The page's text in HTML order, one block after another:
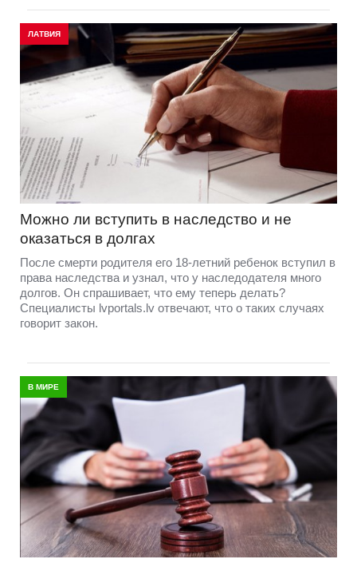
ЛАТВИЯ
Можно ли вступить в наследство и не
оказаться в долгах
После смерти родителя его 18-летний ребенок вступил в
права наследства и узнал, что у наследодателя много
долгов. Он спрашивает, что ему теперь делать?
Специалисты lvportals.lv отвечают, что о таких случаях
говорит закон.
В МИРЕ